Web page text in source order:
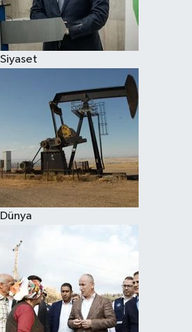
Siyaset
Dünya
Spor
Çocuk
Eğitim
Hava Durumu
Kadın
Kültür Sanat
Sağlık